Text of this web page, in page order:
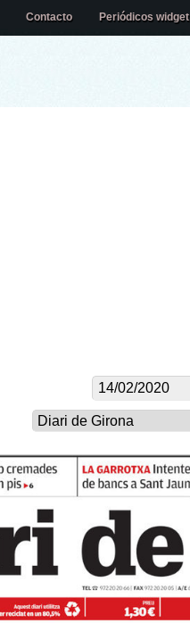
Contacto Periódicos widget